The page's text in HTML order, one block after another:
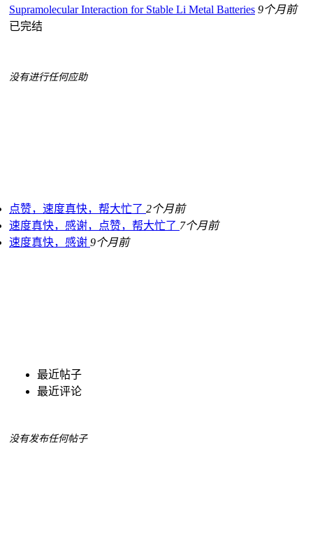
Supramolecular Interaction for Stable Li Metal Batteries 9个月前
已完结
没有进行任何应助
点赞，速度真快，帮大忙了 2个月前
速度真快，感谢，点赞，帮大忙了 7个月前
速度真快，感谢 9个月前
最近帖子
最近评论
没有发布任何帖子